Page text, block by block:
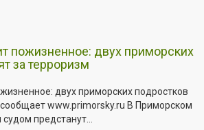
пожизненное: двух приморских
за терроризм
двух приморских подростков
www.primorsky.ru В Приморском
предстанут...